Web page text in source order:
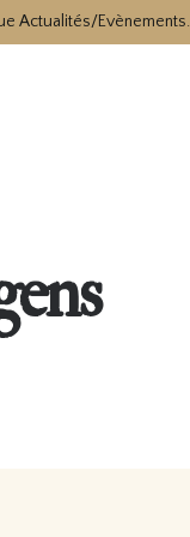
Actualités/Evènements.